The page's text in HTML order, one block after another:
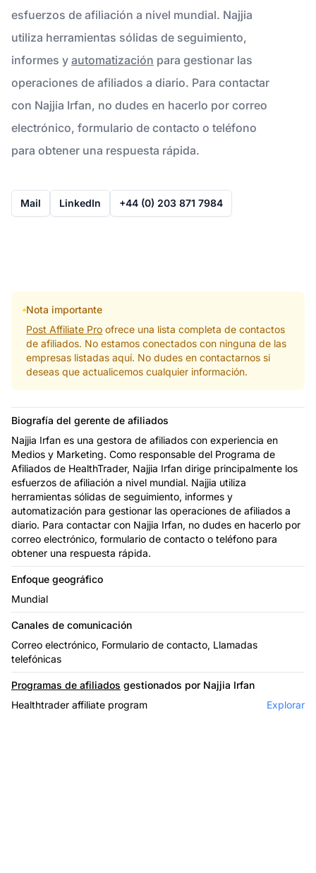
esfuerzos de afiliación a nivel mundial. Najjia
utiliza herramientas sólidas de seguimiento,
informes y automatización para gestionar las
operaciones de afiliados a diario. Para contactar
con Najjia Irfan, no dudes en hacerlo por correo
electrónico, formulario de contacto o teléfono
para obtener una respuesta rápida.
Mail LinkedIn +44 (0) 203 871 7984
Nota importante
Post Affiliate Pro ofrece una lista completa de contactos
de afiliados. No estamos conectados con ninguna de las
empresas listadas aquí. No dudes en contactarnos si
deseas que actualicemos cualquier información.
Biografía del gerente de afiliados
Najjia Irfan es una gestora de afiliados con experiencia en
Medios y Marketing. Como responsable del Programa de
Afiliados de HealthTrader, Najjia Irfan dirige principalmente los
esfuerzos de afiliación a nivel mundial. Najjia utiliza
herramientas sólidas de seguimiento, informes y
automatización para gestionar las operaciones de afiliados a
diario. Para contactar con Najjia Irfan, no dudes en hacerlo por
correo electrónico, formulario de contacto o teléfono para
obtener una respuesta rápida.
Enfoque geográfico
Mundial
Canales de comunicación
Correo electrónico, Formulario de contacto, Llamadas
telefónicas
Programas de afiliados gestionados por Najjia Irfan
Healthtrader affiliate program
Explorar